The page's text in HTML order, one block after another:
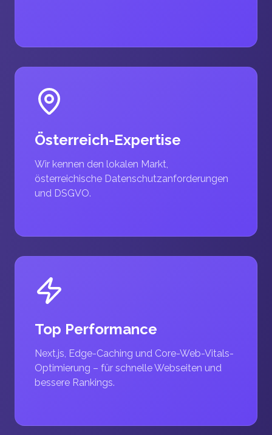
Österreich-Expertise
Wir kennen den lokalen Markt,
österreichische Datenschutzanforderungen
und DSGVO.
Top Performance
Next.js, Edge-Caching und Core-Web-Vitals-
Optimierung – für schnelle Webseiten und
bessere Rankings.